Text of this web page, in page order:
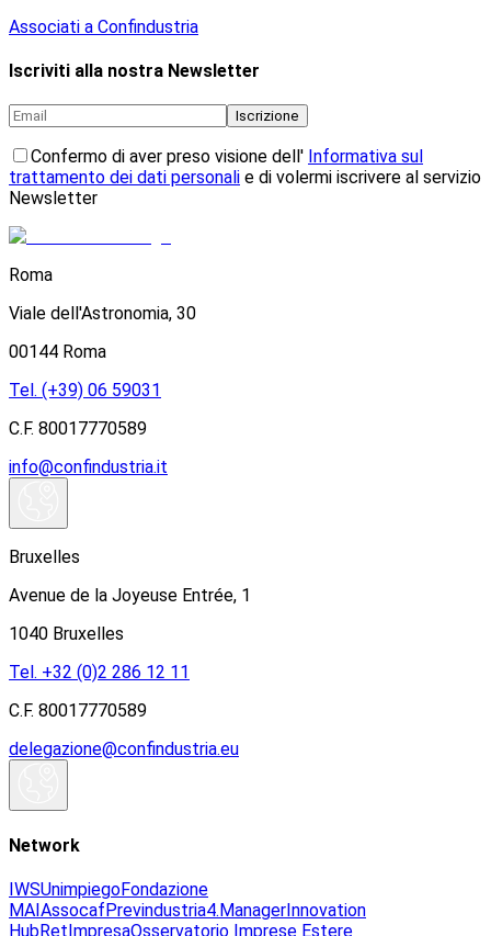
Associati a Confindustria
Iscriviti alla nostra Newsletter
Iscrizione
Confermo di aver preso visione dell' Informativa sul
trattamento dei dati personali e di volermi iscrivere al servizio
Newsletter
Roma
Viale dell'Astronomia, 30
00144 Roma
Tel. (+39) 06 59031
C.F. 80017770589
info@confindustria.it
Bruxelles
Avenue de la Joyeuse Entrée, 1
1040 Bruxelles
Tel. +32 (0)2 286 12 11
C.F. 80017770589
delegazione@confindustria.eu
Network
IWSUnimpiegoFondazione
MAIAssocafPrevindustria4.ManagerInnovation
HubRetImpresaOsservatorio Imprese Estere